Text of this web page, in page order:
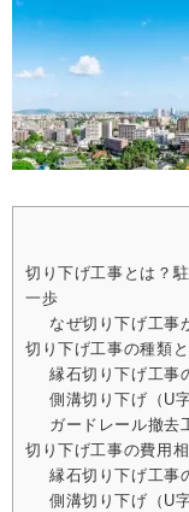
切り下げ工事とは？
一歩
なぜ切り下げ工事
切り下げ工事の種類
縁石切り下げ工事
側溝切り下げ（U
ガードレール撤去
切り下げ工事の費用
縁石切り下げ工事
側溝切り下げ（U